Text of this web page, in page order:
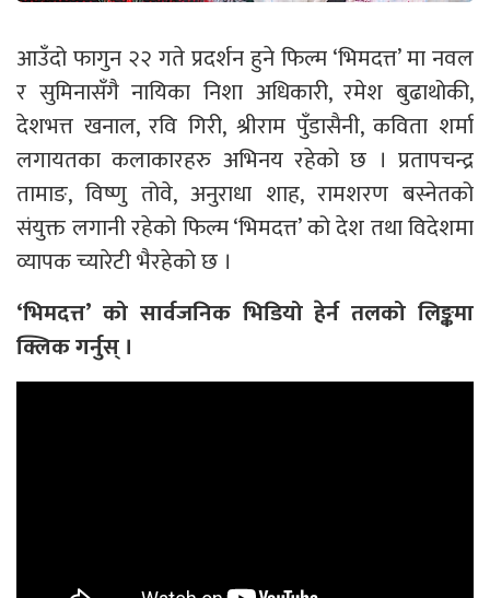
आउँदो फागुन २२ गते प्रदर्शन हुने फिल्म ‘भिमदत्त’ मा नवल
र सुमिनासँगै नायिका निशा अधिकारी, रमेश बुढाथोकी,
देशभत्त खनाल, रवि गिरी, श्रीराम पुँडासैनी, कविता शर्मा
लगायतका कलाकारहरु अभिनय रहेको छ । प्रतापचन्द्र
तामाङ, विष्णु तोवे, अनुराधा शाह, रामशरण बस्नेतको
संयुक्त लगानी रहेको फिल्म ‘भिमदत्त’ को देश तथा विदेशमा
व्यापक च्यारेटी भैरहेको छ ।
‘भिमदत्त’ को सार्वजनिक भिडियो हेर्न तलको लिङ्कमा
क्लिक गर्नुस् ।